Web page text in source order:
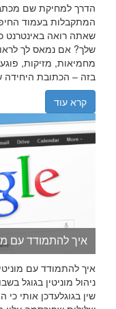
הדרך למחיקת שם
המתקבלות בעמוד
שאתה רואה באינטרנט
שלך? אם נמאס לך
מחמיאות, מזיקות,
בזה – הכתובת היחידה
קרא עוד
איך להתמודד עם
איך להתמודד עם
ניהול מוניטין בגוגל
שין בגוגלעדכן אותי כי